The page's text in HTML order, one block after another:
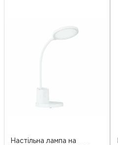
Настільна лампа на